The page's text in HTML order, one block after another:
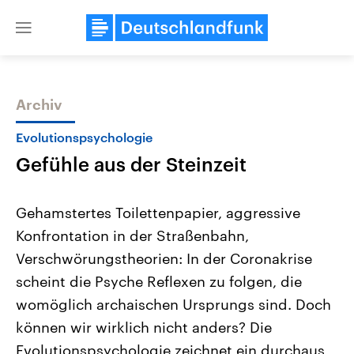
Close
Themen
Landtagswahl Sachsen-Anhalt
2026
Alle Informationen
Sachsen-Anhalt wählt am 6.
September 2026 einen neuen
Bundesland von einer Koalition aus
USA
Aktuelle Beiträge,
Hintergründe
Wirtschaftlich und
gehören die Vereinigten
mit großem Einfluss auf
Archiv
Evolutionspsychologie
Gefühle aus der Steinzeit
Gehamstertes Toilettenpapier, aggressive
Konfrontation in der Straßenbahn,
Verschwörungstheorien: In der Coronakrise
scheint die Psyche Reflexen zu folgen, die
womöglich archaischen Ursprungs sind. Doch
können wir wirklich nicht anders? Die
Evolutionspsychologie zeichnet ein durchaus